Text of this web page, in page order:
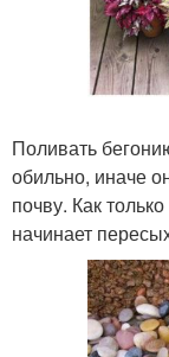
Поливать
обильно, иначе
почву. Как
начинает